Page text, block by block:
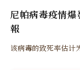
尼帕病毒疫情
報
该病毒的致死率估计